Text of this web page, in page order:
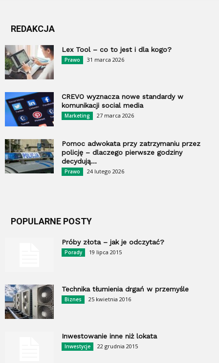
REDAKCJA
Lex Tool – co to jest i dla kogo?
Prawo 31 marca 2026
CREVO wyznacza nowe standardy w
komunikacji social media
Marketing 27 marca 2026
Pomoc adwokata przy zatrzymaniu przez
policję – dlaczego pierwsze godziny
decydują...
Prawo 24 lutego 2026
POPULARNE POSTY
Próby złota – jak je odczytać?
Porady 19 lipca 2015
Technika tłumienia drgań w przemyśle
Biznes 25 kwietnia 2016
Inwestowanie inne niż lokata
Inwestycje 22 grudnia 2015